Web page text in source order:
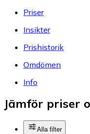
Priser
Insikter
Prishistorik
Omdömen
Info
Jämför priser
Alla filter